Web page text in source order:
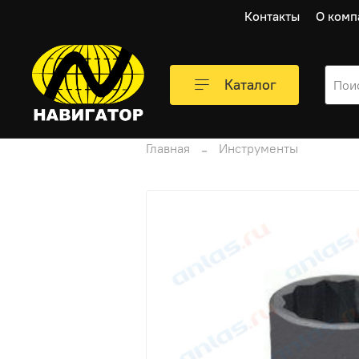
Контакты О
Каталог
Главная Инструменты